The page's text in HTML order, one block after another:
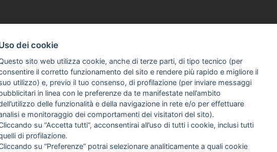
COME TI SENTI?
INTELLIGENZA
dei cookie
sito web utilizza cookie, anche di terze parti, di tipo tecnico (per
il corretto funzionamento del sito e rendere più rapido e migliore il
utilizzo) e, previo il tuo consenso, di profilazione (per inviare messaggi
in linea con le preferenze da te manifestate nell’ambito
delle funzionalità e della navigazione in rete e/o per effettuare
e monitoraggio dei comportamenti dei visitatori del sito).
su “Accetta tutti”, acconsentirai all’uso di tutti i cookie, inclusi tutti
di profilazione.
su “Preferenze” potrai selezionare analiticamente a quali cookie